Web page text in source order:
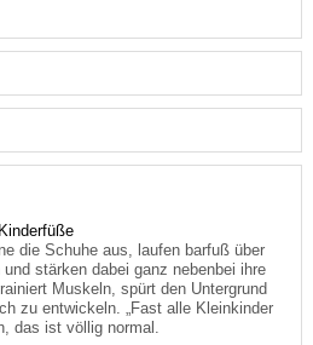
die Schuhe aus, laufen barfuß über
stärken dabei ganz nebenbei ihre
Muskeln, spürt den Untergrund
zu entwickeln. „Fast alle Kleinkinder
das ist völlig normal.